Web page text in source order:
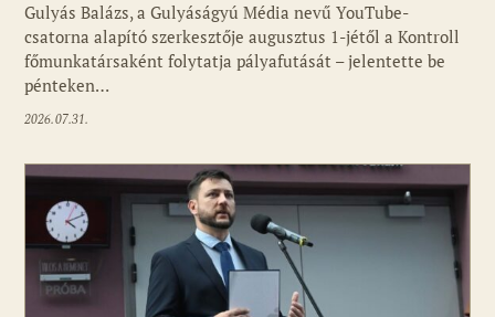
Gulyás Balázs, a Gulyáságyú Média nevű YouTube-
csatorna alapító szerkesztője augusztus 1-jétől a Kontroll
főmunkatársaként folytatja pályafutását – jelentette be
pénteken…
2026.07.31.